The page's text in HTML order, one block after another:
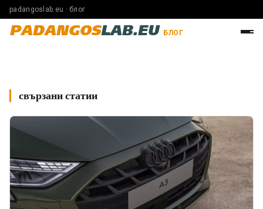
padangoslab.eu · блог
PADANGOSLAB.EU БЛОГ
свързани статии